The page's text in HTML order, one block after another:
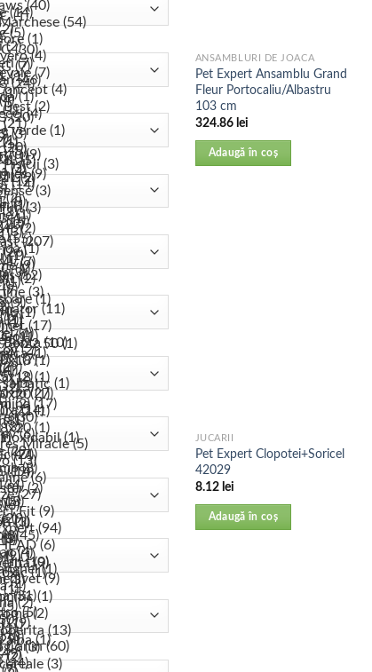
ANSAMBLURI DE JOACA
Pet Expert Ansamblu Grand
Fleur Portocaliu/Albastru
103 cm
324.86 lei
Adaugă în coș
JUCARII
Pet Expert Clopotei+Soricel
42029
8.12 lei
Adaugă în coș